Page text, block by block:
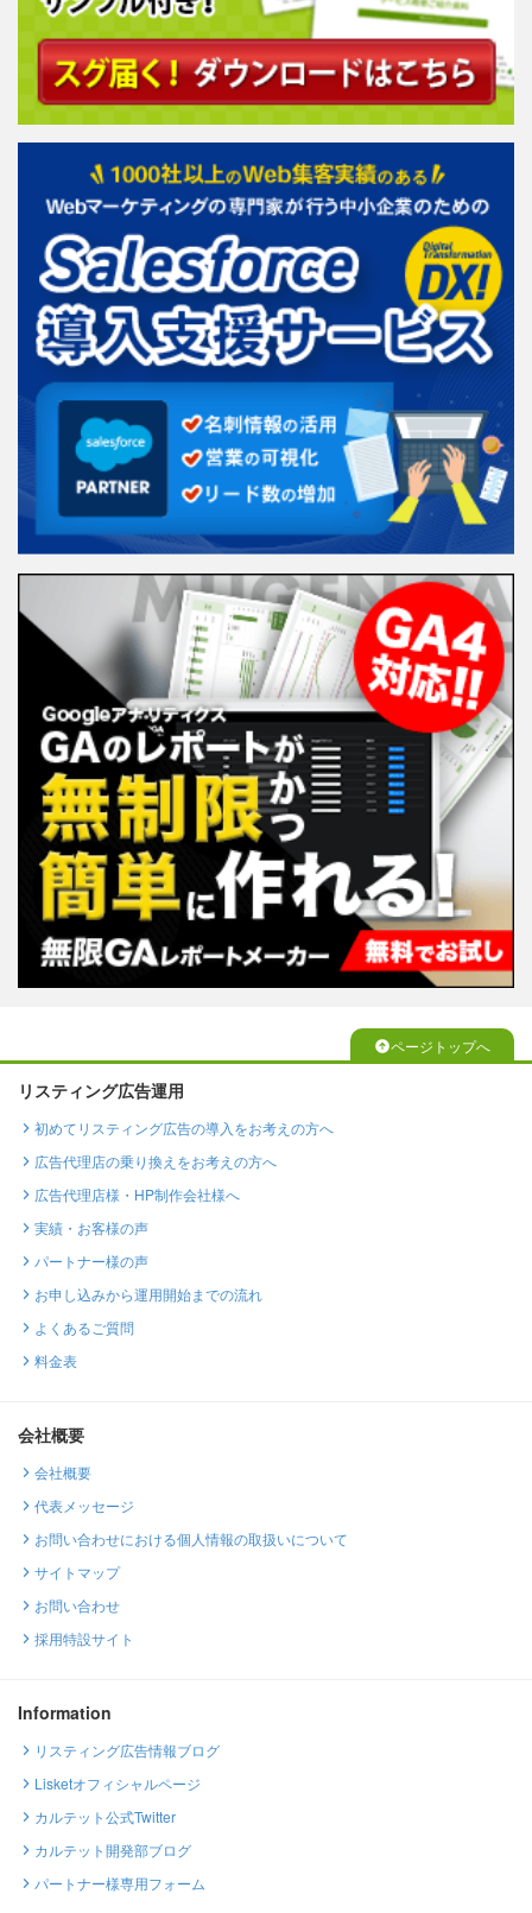
ページトップへ
リスティング広告運用
初めてリスティング広告の導入をお考えの方へ
広告代理店の乗り換えをお考えの方へ
広告代理店様・HP制作会社様へ
実績・お客様の声
パートナー様の声
お申し込みから運用開始までの流れ
よくあるご質問
料金表
会社概要
会社概要
代表メッセージ
お問い合わせにおける個人情報の取扱いについて
サイトマップ
お問い合わせ
採用特設サイト
Information
リスティング広告情報ブログ
Lisketオフィシャルページ
カルテット公式Twitter
カルテット開発部ブログ
パートナー様専用フォーム